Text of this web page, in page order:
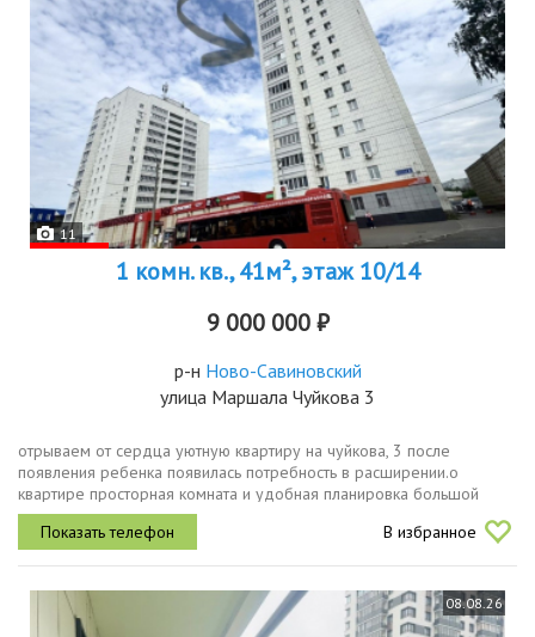
11
1 комн. кв., 41м², этаж 10/14
9 000 000 ₽
р-н Ново-Савиновский
улица Маршала Чуйкова 3
отрываем от сердца уютную квартиру на чуйкова, 3 после
появления ребенка появилась потребность в расширении.о
квартире просторная комната и удобная планировка большой
балкон установлен кондиционер кирпичный дом с отличной
шумоизоляцией комфортный...
В избранное
08.08.26